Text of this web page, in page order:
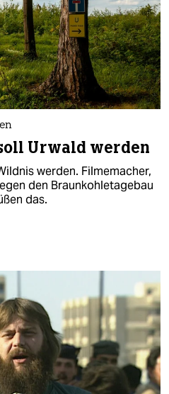
Urwald werden
werden. Filmemacher,
den Braunkohletagebau
das.